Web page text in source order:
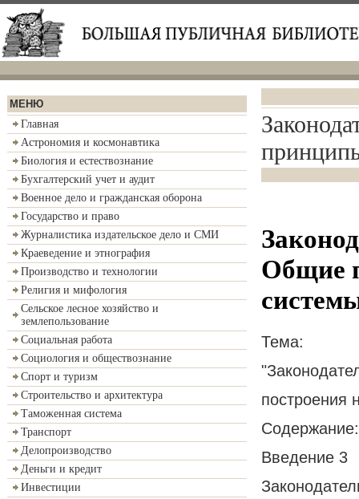
МЕНЮ
Главная
Астрономия и космонавтика
Биология и естествознание
Бухгалтерский учет и аудит
Военное дело и гражданская оборона
Государство и право
Журналистика издательское дело и СМИ
Краеведение и этнография
Производство и технологии
Религия и мифология
Сельское лесное хозяйство и
землепользование
Социальная работа
Социология и обществознание
Спорт и туризм
Строительство и архитектура
Таможенная система
Транспорт
Делопроизводство
Деньги и кредит
Инвестиции
Общие
Тема:
построения
Содержание:
Введение 3